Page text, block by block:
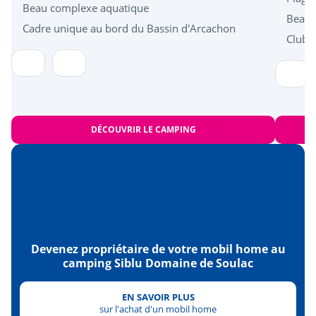
Lac d'Hourtin <52km
Beau complexe aquatique
Cadre unique au bord du Bassin d'Arcachon
DÉCOUVRIR LE CAMPING
Beau
Club
Devenez propriétaire de votre mobil home au
camping Siblu Domaine de Soulac
EN SAVOIR PLUS
sur l'achat d'un mobil home